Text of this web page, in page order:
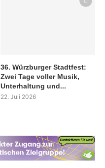
36. Würzburger Stadtfest:
Zwei Tage voller Musik,
Unterhaltung und...
22. Juli 2026